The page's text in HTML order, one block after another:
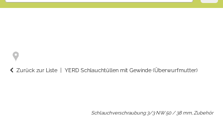
Zurück zur Liste YERD Schlauchtüllen mit Gewinde (Überwurfmutter)
Schlauchverschraubung 3/3 NW 50 / 38 mm, Zubehör